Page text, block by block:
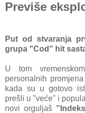
Previše
Put od stvaranja
grupa "Cod" hit
U tom
personalnih
kada su u gotovo
prešli u "veće" i
novi orguljaš